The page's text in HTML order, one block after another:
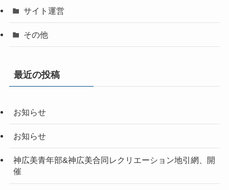
サイト運営
その他
最近の投稿
お知らせ
お知らせ
神広美青年部&神広美合同レクリエーション地引網、開
催